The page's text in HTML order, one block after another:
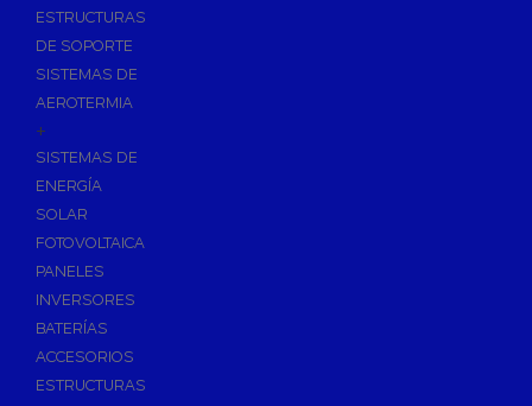
ESTRUCTURAS
DE SOPORTE
SISTEMAS DE
AEROTERMIA
+
SISTEMAS DE
ENERGÍA
SOLAR
FOTOVOLTAICA
PANELES
INVERSORES
BATERÍAS
ACCESORIOS
ESTRUCTURAS